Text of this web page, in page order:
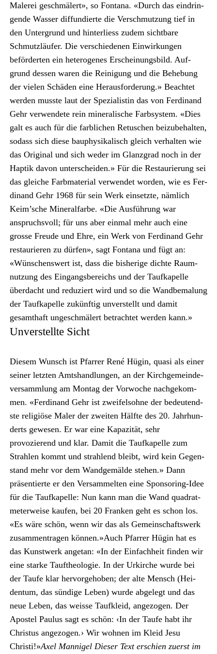
Malerei geschmälert», so Fontana. «Durch das ein­drin­
gende Wass­er dif­fundierte die Ver­schmutzung tief in
den Unter­grund und hin­ter­liess zudem sicht­bare
Schmut­zläufer. Die ver­schiede­nen Ein­wirkun­gen
beförderten ein het­ero­genes Erschei­n­ungs­bild. Auf­
grund dessen waren die Reini­gung und die Behe­bung
der vie­len Schä­den eine Her­aus­forderung.» Beachtet
wer­den musste laut der Spezial­istin das von Fer­di­nand
Gehr ver­wen­dete rein min­er­alis­che Farb­sys­tem. «Dies
galt es auch für die far­blichen Retuschen beizube­hal­ten,
sodass sich diese bau­physikalisch gle­ich ver­hal­ten wie
das Orig­i­nal und sich wed­er im Glanz­grad noch in der
Hap­tik davon unter­schei­den.» Für die Restau­rierung sei
das gle­iche Farb­ma­te­r­i­al ver­wen­det wor­den, wie es Fer­
di­nand Gehr 1968 für sein Werk ein­set­zte, näm­lich
Keim’sche Min­er­al­farbe. «Die Aus­führung war
anspruchsvoll; für uns aber ein­mal mehr auch eine
grosse Freude und Ehre, ein Werk von Fer­di­nand Gehr
restau­ri­eren zu dür­fen», sagt Fontana und fügt an:
«Wün­schenswert ist, dass die bish­erige dichte Raum­
nutzung des Ein­gangs­bere­ichs und der Taufkapelle
über­dacht und reduziert wird und so die Wandbe­malung
der Taufkapelle zukün­ftig unver­stellt und damit
gesamthaft ungeschmälert betra­chtet wer­den kann.»
Unverstellte Sicht
Diesem Wun­sch ist Pfar­rer René Hügin, qua­si als ein­er
sein­er let­zten Amt­shand­lun­gen, an der Kirchge­mein­de­
v­er­samm­lung am Mon­tag der Vor­woche nachgekom­
men. «Fer­di­nand Gehr ist zweifel­sohne der bedeu­tend­
ste religiöse Maler der zweit­en Hälfte des 20. Jahrhun­
derts gewe­sen. Er war eine Kapaz­ität, sehr
provozierend und klar. Damit die Taufkapelle zum
Strahlen kommt und strahlend bleibt, wird kein Gegen­
stand mehr vor dem Wandgemälde ste­hen.» Dann
präsen­tierte er den Ver­sam­melten eine Spon­sor­ing-Idee
für die Taufkapelle: Nun kann man die Wand quadrat­
meter­weise kaufen, bei 20 Franken geht es schon los.
«Es wäre schön, wenn wir das als Gemein­schaftswerk
zusam­men­tra­gen kön­nen.»Auch Pfar­rer Hügin hat es
das Kunst­werk ange­tan: «In der Ein­fach­heit find­en wir
eine starke Taufthe­olo­gie. In der Urkirche wurde bei
der Taufe klar her­vorge­hoben; der alte Men­sch (Hei­
den­tum, das sündi­ge Leben) wurde abgelegt und das
neue Leben, das weisse Taufk­leid, ange­zo­gen. Der
Apos­tel Paulus sagt es schön: ‹In der Taufe habt ihr
Chris­tus ange­zo­gen.› Wir wohnen im Kleid Jesu
Christi!»Axel Man­nigel Dieser Text erschien zuerst im